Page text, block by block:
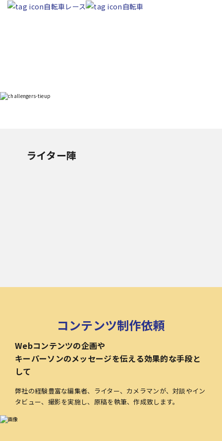
自転車レース
自転車
ライター陣
コンテンツ制作依頼
Webコンテンツの企画や
キーパーソンのメッセージを伝える効果的な手段と
して
弊社の経験豊富な編集者、ライター、カメラマンが、対談やイン
タビュー、撮影を実施し、原稿を執筆、作成致します。